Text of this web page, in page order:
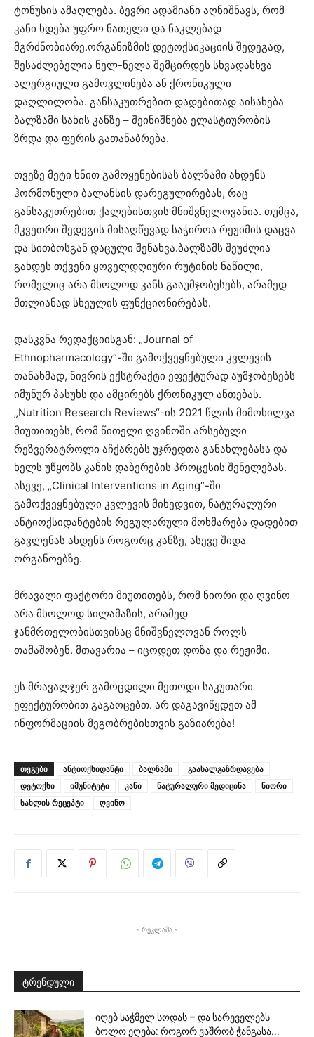
ტონუსის ამაღლება. ბევრი ადამიანი აღნიშნავს, რომ
კანი ხდება უფრო ნათელი და ნაკლებად
მგრძნობიარე.ორგანიზმის დეტოქსიკაციის შედეგად,
შესაძლებელია ნელ-ნელა შემცირდეს სხვადასხვა
ალერგიული გამოვლინება ან ქრონიკული
დაღლილობა. განსაკუთრებით დადებითად აისახება
ბალზამი სახის კანზე – შეინიშნება ელასტიურობის
ზრდა და ფერის გათანაბრება.
თვეზე მეტი ხნით გამოყენებისას ბალზამი ახდენს
ჰორმონული ბალანსის დარეგულირებას, რაც
განსაკუთრებით ქალებისთვის მნიშვნელოვანია. თუმცა,
მკვეთრი შედეგის მისაღწევად საჭიროა რეჟიმის დაცვა
და სითბოსგან დაცული შენახვა.ბალზამს შეუძლია
გახდეს თქვენი ყოველდღიური რუტინის ნაწილი,
რომელიც არა მხოლოდ კანს გააუმჯობესებს, არამედ
მთლიანად სხეულის ფუნქციონირებას.
დასკვნა რედაქციისგან: „Journal of
Ethnopharmacology“-ში გამოქვეყნებული კვლევის
თანახმად, ნივრის ექსტრაქტი ეფექტურად აუმჯობესებს
იმუნურ პასუხს და ამცირებს ქრონიკულ ანთებას.
„Nutrition Research Reviews“-ის 2021 წლის მიმოხილვა
მიუთითებს, რომ წითელი ღვინოში არსებული
რეზვერატროლი აჩქარებს უჯრედთა განახლებასა და
ხელს უწყობს კანის დაბერების პროცესის შენელებას.
ასევე, „Clinical Interventions in Aging“-ში
გამოქვეყნებული კვლევის მიხედვით, ნატურალური
ანტიოქსიდანტების რეგულარული მოხმარება დადებით
გავლენას ახდენს როგორც კანზე, ასევე შიდა
ორგანოებზე.
მრავალი ფაქტორი მიუთითებს, რომ ნიორი და ღვინო
არა მხოლოდ სილამაზის, არამედ
ჯანმრთელობისთვისაც მნიშვნელოვან როლს
თამაშობენ. მთავარია – იცოდეთ დოზა და რეჟიმი.
ეს მრავალჯერ გამოცდილი მეთოდი საკუთარი
ეფექტურობით გაგაოცებთ. არ დაგავიწყდეთ ამ
ინფორმაციის მეგობრებისთვის გაზიარება!
ᲗᲔᲒᲔᲑᲘ ანტიოქსიდანტი ბალზამი
გაახალგაზრდავება
დეტოქსი
იმუნიტეტი კანი ნატურალური მედიცინა
ნიორი
სახლის რეცეპტი
ღვინო
- რეკლამა -
ტრენდული
იღებ საჭმელ სოდას – და სარეველებს
ბოლო ეღება: როგორ ვაშრობ ჭანგასა...